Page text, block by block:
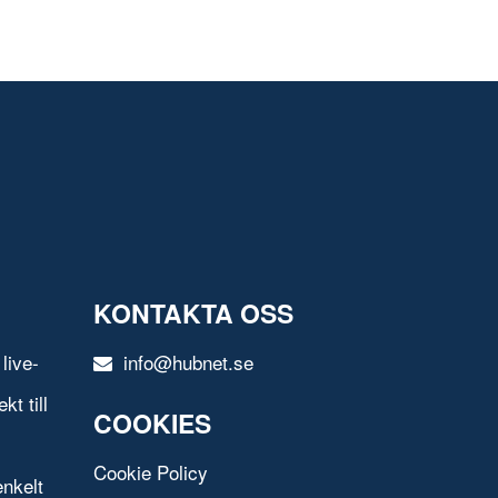
till
KONTAKTA OSS
info@hubnet.se
COOKIES
Cookie Policy